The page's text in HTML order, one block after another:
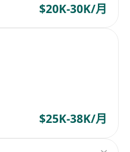
$20K-30K/月
$25K-38K/月